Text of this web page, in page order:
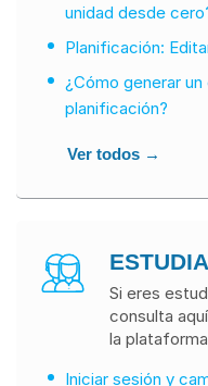
unidad desde
Planificación:
¿Cómo generar
planificación?
Ver todos →
Si eres
consulta
la
Iniciar sesión y